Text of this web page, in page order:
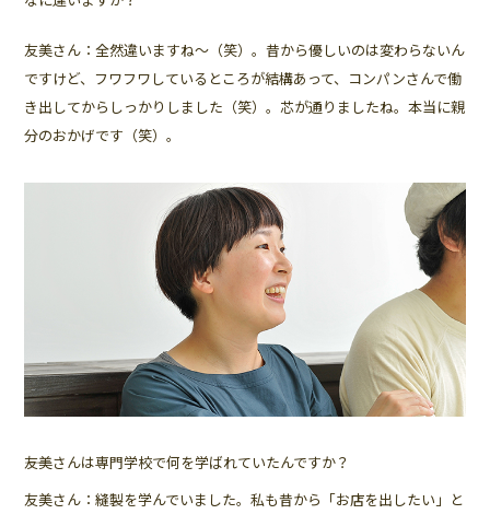
友美さん：全然違いますね～（笑）。昔から優しいのは変わらないん
ですけど、フワフワしているところが結構あって、コンパンさんで働
き出してからしっかりしました（笑）。芯が通りましたね。本当に親
分のおかげです（笑）。
――友美さんは専門学校で何を学ばれていたんですか？
友美さん：縫製を学んでいました。私も昔から「お店を出したい」と